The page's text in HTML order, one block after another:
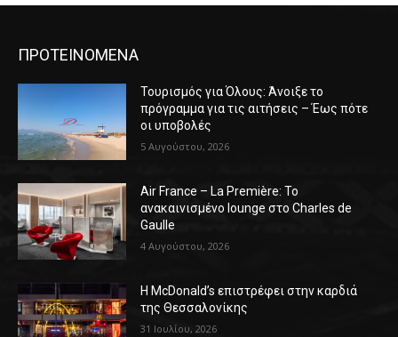
ΠΡΟΤΕΙΝΟΜΕΝΑ
Τουρισμός για Όλους: Άνοιξε το
πρόγραμμα για τις αιτήσεις – Έως πότε
οι υποβολές
5 Αυγούστου, 2026
Air France – La Première: Το
ανακαινισμένο lounge στο Charles de
Gaulle
4 Αυγούστου, 2026
Η McDonald’s επιστρέφει στην καρδιά
της Θεσσαλονίκης
31 Ιουλίου, 2026